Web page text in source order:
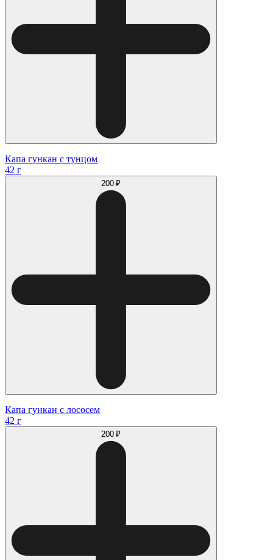
Капа гункан с тунцом
42 г
200 ₽
Капа гункан с лососем
42 г
200 ₽